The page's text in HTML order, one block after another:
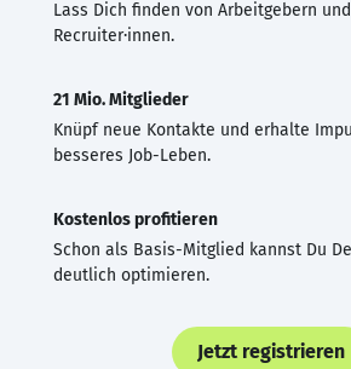
Lass Dich finden von Arbeitgebern
Recruiter·innen.
21 Mio. Mitglieder
Knüpf neue Kontakte und erhalte
besseres Job-Leben.
Kostenlos profitieren
Schon als Basis-Mitglied kannst Du
deutlich optimieren.
Jetzt registrieren